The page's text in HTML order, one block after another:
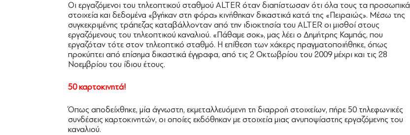
Οι εργαζόμενοι του τηλεοπτικού σταθμού ALTER όταν διαπίστωσαν ότι όλα τους τα προσωπικά
στοιχεία και δεδομένα «βγήκαν στη φόρα» κινήθηκαν δικαστικά κατά της «Πειραιώς». Μέσω της
συγκεκριμένης τράπεζας καταβάλλονταν από την ιδιοκτησία του ALTER οι μισθοί στους
εργαζόμενους του τηλεοπτικού καναλιού. «Πάθαμε σοκ», μας λέει ο ∆ημήτρης Καμπάς, που
εργαζόταν τότε στον τηλεοπτικό σταθμό. Η επίθεση των χάκερς πραγματοποιήθηκε, όπως
προκύπτει από επίσημα δικαστικά έγγραφα, από τις 2 Οκτωβρίου του 2009 μέχρι και τις 28
Νοεμβρίου του ίδιου έτους.
50 καρτοκινητά!
Όπως αποδείχθηκε, μία άγνωστη, εκμεταλλευόμενη τη διαρροή στοιχείων, πήρε 50 τηλεφωνικές
συνδέσεις καρτοκινητών, οι οποίες εκδόθηκαν με στοιχεία μιας ανυποψίαστης εργαζόμενης του
καναλιού.